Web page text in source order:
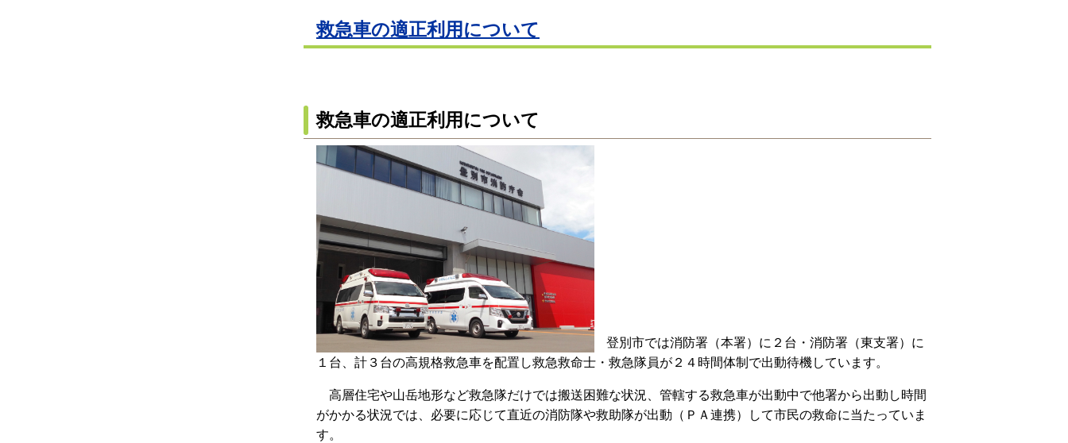
救急車の適正利用について
救急車の適正利用について
登別市では消防署（本署）に２台・消防署（東支署）に
１台、計３台の高規格救急車を配置し救急救命士・救急隊員が２４時間体制で出動待機しています。
高層住宅や山岳地形など救急隊だけでは搬送困難な状況、管轄する救急車が出動中で他署から出動し時間
がかかる状況では、必要に応じて直近の消防隊や救助隊が出動（ＰＡ連携）して市民の救命に当たっていま
す。